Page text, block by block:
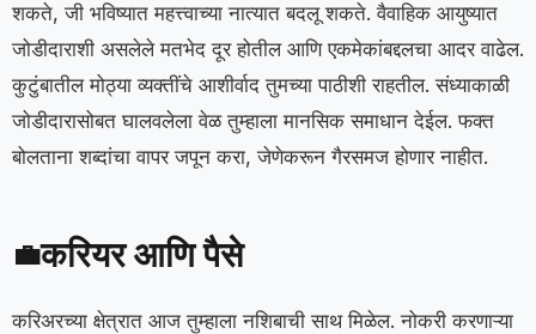
शकते, जी भविष्यात महत्त्वाच्या नात्यात बदलू शकते. वैवाहिक आयुष्यात
जोडीदाराशी असलेले मतभेद दूर होतील आणि एकमेकांबद्दलचा आदर वाढेल.
कुटुंबातील मोठ्या व्यक्तींचे आशीर्वाद तुमच्या पाठीशी राहतील. संध्याकाळी
जोडीदारासोबत घालवलेला वेळ तुम्हाला मानसिक समाधान देईल. फक्त
बोलताना शब्दांचा वापर जपून करा, जेणेकरून गैरसमज होणार नाहीत.
💼करियर आणि पैसे
करिअरच्या क्षेत्रात आज तुम्हाला नशिबाची साथ मिळेल. नोकरी करणाऱ्या